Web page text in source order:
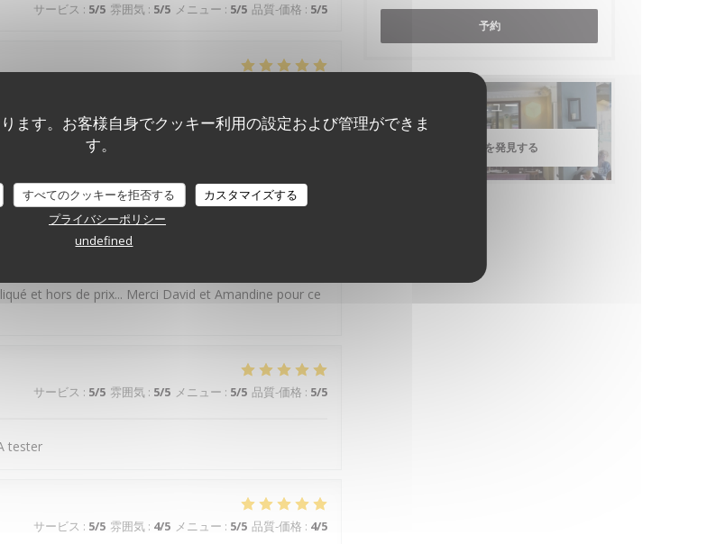
ます。お客様自身でクッキー利用の設定および管理ができま
す。
すべてのクッキーを拒否する
カスタマイズする
プライバシーポリシー
undefined
サービス : 5/5 雰囲気 : 5/5 メニュー : 5/5 品質-価格 : 5/5
par des personnes adorables. Une de mes adresses
サービス: 5/5 雰囲気
et hors de prix... Merci David et Amandine pour ce
サービス : 5/5 雰囲気 : 5/5 メニュー : 5/5 品質-価格 : 5/5
tester
サービス : 5/5 雰囲気 : 4/5 メニュー : 5/5 品質-価格 : 4/5
予約
メニュー
メニューを発見する